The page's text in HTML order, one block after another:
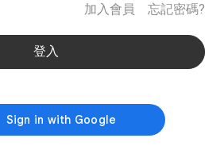
忘記密碼?
加入會員